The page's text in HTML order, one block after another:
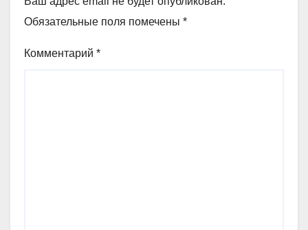
Обязательные поля помечены *
Комментарий *